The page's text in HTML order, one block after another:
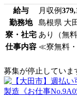
給与 月収例
勤務地
島根県 大
寮・社宅 あり（無料
仕事内容 ≪寮無料
募集が停止していま